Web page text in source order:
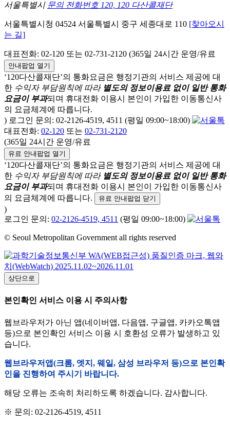
서울특별시 문의 전화번호 120, 120 다산콜재단
서울특별시청 04524 서울특별시 중구 세종대로 110 [찾아오시
는 길]
대표전화: 02-120 또는 02-731-2120 (365일 24시간 운영/유료
안내팝업 열기
‘120다산콜재단’의 통화요금은 행정기관의 서비스 제공에 대
한 수익자 부담원칙에 따라 별도의 정보이용료 없이 일반 통화
요금이 부과되며 휴대전화 이용시 본인이 가입한 이동통신사
의 요금체계에 따릅니다.
) 로그인 문의: 02-2126-4519, 4511 (평일 09:00~18:00)
대표전화: 02-120 또는 02-731-2120
(365일 24시간 운영/유료
유료 안내팝업 열기
‘120다산콜재단’의 통화요금은 행정기관의 서비스 제공에 대
한 수익자 부담원칙에 따라 별도의 정보이용료 없이 일반 통화
요금이 부과되며 휴대전화 이용시 본인이 가입한 이동통신사
의 요금체계에 따릅니다.
유료 안내팝업 닫기
)
로그인 문의: 02-2126-4519, 4511 (평일 09:00~18:00)
© Seoul Metropolitan Government all rights reserved
상단으로
본인확인 서비스 이용 시 주의사항
웹브라우저가 아닌 앱(네이버앱, 다음앱, 구글앱, 카카오톡앱
등)으로 본인확인 서비스 이용 시 호환성 오류가 발생하고 있
습니다.
웹브라우저앱(크롬, 엣지, 웨일, 삼성 브라우저 등)으로 본인확
인을 진행하여 주시기 바랍니다.
해당 오류는 조속히 처리하도록 하겠습니다. 감사합니다.
※ 문의: 02-2126-4519, 4511